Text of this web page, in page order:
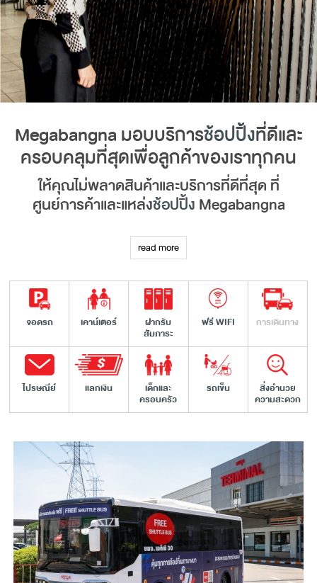
Megabangna มอบบริการช้อปปิ้งที่ดีและ
ครอบคลุมที่สุดเพื่อลูกค้าของเราทุกคน
ให้คุณไม่พลาดสินค้าและบริการที่ดีที่สุด ที่
ศูนย์การค้าและแหล่งช้อปปิ้ง Megabangna
ที่ดีที่สุดกับ Megabangna ศูนย์การค้าและ
แหล่งช้อปปิ้งที่มีขนาดใหญ่ที่สุดในย่านบางนา ที่พร้อมมอบสินค้า
และบริการที่มีคุณภาพและได้มาตรฐานสูงสุดให้กับลูกค้าของเรา
ทุกท่านเสมอ ด้วยบริการที่ครอบคลุมในทุกด้านของศูนย์การค้า
Megabangna ตั้งแต่แหล่งช้อปปิ้ง
ร้านอาหารอร่อยสวน
สาธารณะขนาดใหญ่ ที่เที่ยวสำหรับเด็ก สถานที่เรียนพิเศษ
ตลอดจนคลินิกเสริมความงาม เพื่อช่วยให้ลูกค้าทุกท่านสามารถ
มั่นใจได้ว่า คุณจะได้รับความประทับใจและบริการที่ดีที่สุดที่
และที่เที่ยวกรุงเทพ
ที่มีชีวิตชีวาที่สุดใน
หากคุณกำลังมองหาสถานที่สำหรับการหลีกหนีชีวิตที่แสน
วุ่นวายและสถานที่สำหรับการพักผ่อน บริการที่ครอบคลุมของ
ศูนย์การค้าและแหล่งช้อปปิ้ง Megabangna พร้อมช่วยให้คุณได้
มาผ่อนคลายและเติมพลังกับสวนสาธารณะและพื้นที่สีเขียวที่ดี
ที่สุด รวมไปถึงการได้มาอิ่มอร่อยกับร้านอาหารอร่อย ๆ มากมาย
ที่พร้อมเสิร์ฟอาหารหลากหลายสไตล์ตามความต้องการของคุณ
ทั้งในรูปแบบของอาหารสตรีทฟู้ดร้านปิ้งย่างเกาหลีบุฟเฟ่ต์ชาบู
read more
จอดรถ เคาน์เตอร์ ฝากรับ
สัมภาระ
ฟรี WIFI การเดินทาง
ไปรษณีย์ แลกเงิน เด็กและ
ครอบครัว
รถเข็น สิ่งอำนวย
ความสะดวก